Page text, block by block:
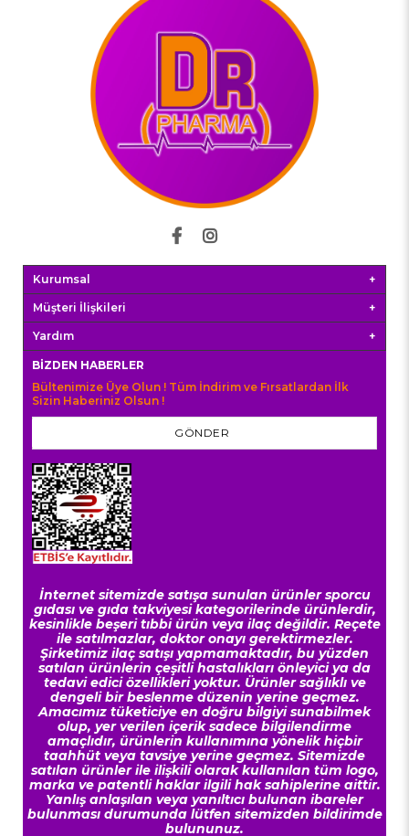
Kurumsal
Müşteri İlişkileri
Yardım
BIZDEN HABERLER
Bültenimize Üye Olun ! Tüm İndirim ve Fırsatlardan İlk
Sizin Haberiniz Olsun !
GÖNDER
İnternet sitemizde satışa sunulan ürünler sporcu
gıdası ve gıda takviyesi kategorilerinde ürünlerdir,
kesinlikle beşeri tıbbi ürün veya ilaç değildir. Reçete
ile satılmazlar, doktor onayı gerektirmezler.
Şirketimiz ilaç satışı yapmamaktadır, bu yüzden
satılan ürünlerin çeşitli hastalıkları önleyici ya da
tedavi edici özellikleri yoktur. Ürünler sağlıklı ve
dengeli bir beslenme düzenin yerine geçmez.
Amacımız tüketiciye en doğru bilgiyi sunabilmek
olup, yer verilen içerik sadece bilgilendirme
amaçlıdır, ürünlerin kullanımına yönelik hiçbir
taahhüt veya tavsiye yerine geçmez. Sitemizde
satılan ürünler ile ilişkili olarak kullanılan tüm logo,
marka ve patentli haklar ilgili hak sahiplerine aittir.
Yanlış anlaşılan veya yanıltıcı bulunan ibareler
bulunması durumunda lütfen sitemizden bildirimde
bulununuz.